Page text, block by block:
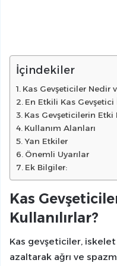
İçindekiler
Kas Gevşeticiler Nedir
En Etkili Kas
Kas Gevşeticilerin Etki
Kullanım Alanları
Yan Etkiler
Önemli Uyarılar
Ek Bilgiler:
Kas
Kullanılırlar?
Kas gevşeticiler, iskelet
azaltarak ağrı ve